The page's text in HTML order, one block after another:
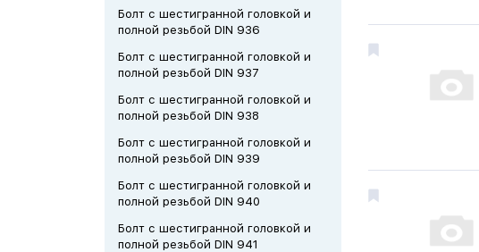
Болт с шестигранной головкой и
полной резьбой DIN 936
Болт с шестигранной головкой и
полной резьбой DIN 937
Болт с шестигранной головкой и
полной резьбой DIN 938
Болт с шестигранной головкой и
полной резьбой DIN 939
Болт с шестигранной головкой и
полной резьбой DIN 940
Болт с шестигранной головкой и
полной резьбой DIN 941